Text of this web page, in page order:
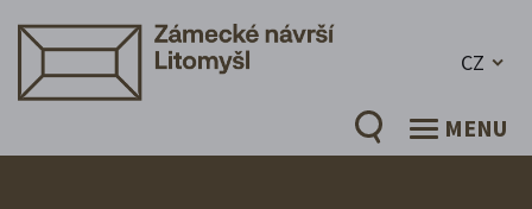
CZ
MENU